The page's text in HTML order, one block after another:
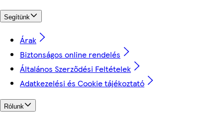
Segítünk
Árak
Biztonságos online rendelés
Általános Szerződési Feltételek
Adatkezelési és Cookie tájékoztató
Rólunk